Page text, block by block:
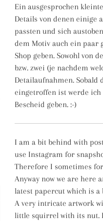
Ein ausgesprochen
Details von denen einige
passten und sich
dem Motiv auch ein paar
Shop geben. Sowohl von
bzw. zwei (je nachdem
Detailaufnahmen.
eingetroffen ist werde
Bescheid geben. :-)
I am a bit behind with
use Instagram for
Therefore I sometimes
Anyway now we are here
latest papercut which is
A very intricate artwork
little squirrel with its nut.